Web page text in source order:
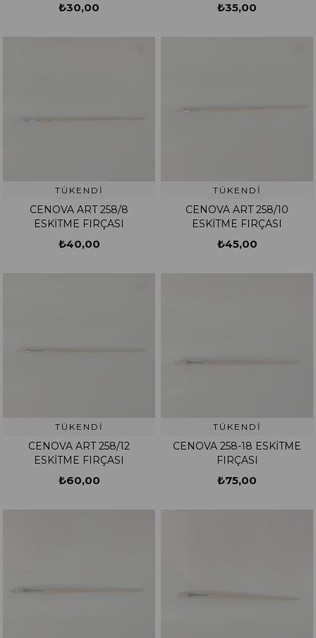
₺30,00 ₺35,00
TÜKENDI
CENOVA ART 258/8
ESKİTME FIRÇASI
₺40,00
TÜKENDI
CENOVA ART 258/10
ESKİTME FIRÇASI
₺45,00
TÜKENDI
CENOVA ART 258/12
ESKİTME FIRÇASI
₺60,00
TÜKENDI
CENOVA 258-18 ESKİTME
FIRÇASI
₺75,00